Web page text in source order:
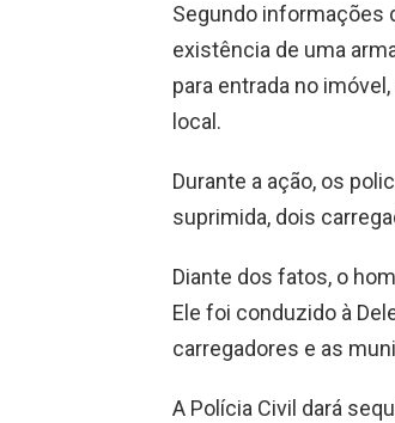
Segundo informações
existência de uma
para entrada no
local.
Durante a ação, os
suprimida, dois
Diante dos fatos, o
Ele foi conduzido à
carregadores e as
A Polícia Civil dará